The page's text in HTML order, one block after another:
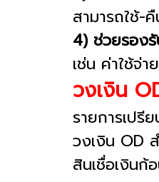
สามารถใช้-
4) ช่วยรอง
เช่น ค่าใช้จ่
วงเงิน
รายการเปรี
วงเงิน OD
สินเชื่อเงินก้